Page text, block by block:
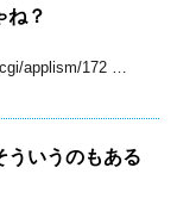
ね？
applism/172 …
ういうのもある